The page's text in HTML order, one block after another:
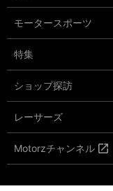
モータースポーツ
特集
ショップ探訪
レーサーズ
Motorzチャンネル